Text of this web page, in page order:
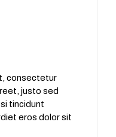
consectetur
justo sed
tincidunt
eros dolor sit